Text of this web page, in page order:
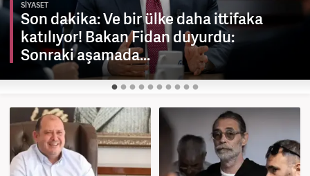
SİYASET
Son dakika: Ve bir ülke daha ittifaka
katılıyor! Bakan Fidan duyurdu:
Sonraki aşamada...